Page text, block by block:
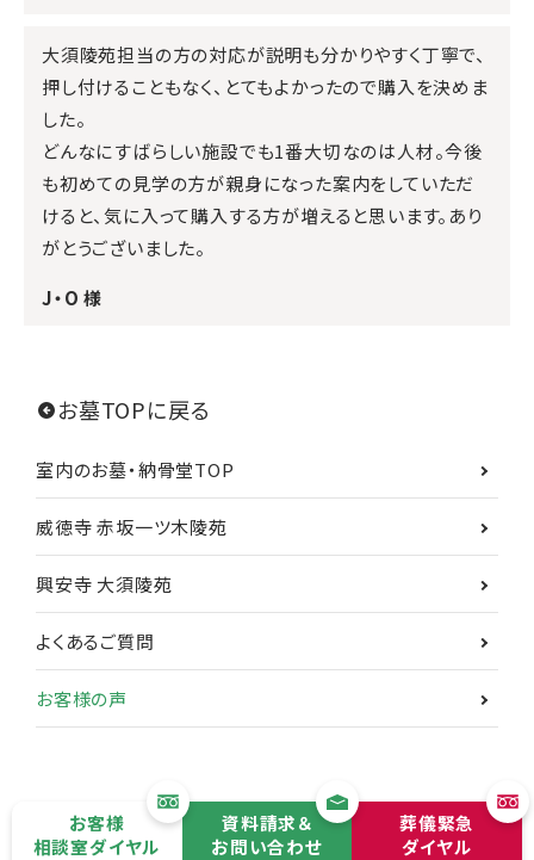
お墓TOPに戻る
室内のお墓・納骨堂TOP
威徳寺 赤坂一ツ木陵苑
興安寺 大須陵苑
よくあるご質問
お客様の声
大須陵苑担当の方の対応が説明も分かりやすく丁寧で、
押し付けることもなく、とてもよかったので購入を決めま
した。
どんなにすばらしい施設でも1番大切なのは人材。今後
も初めての見学の方が親身になった案内をしていただ
けると、気に入って購入する方が増えると思います。あり
がとうございました。
J・O 様
お客様
相談室ダイヤル
資料請求＆
お問い合わせ
葬儀緊急
ダイヤル